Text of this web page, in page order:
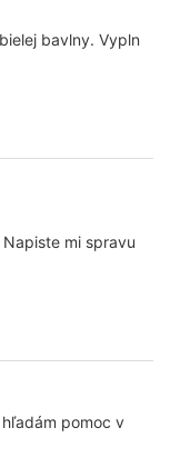
bavlny. Vypln
mi spravu
pomoc v